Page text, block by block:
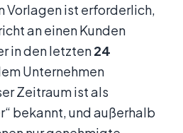
Vorlagen ist erforderlich,
an einen Kunden
in den letzten24
Unternehmen
Zeitraum ist als
bekannt, und außerhalb